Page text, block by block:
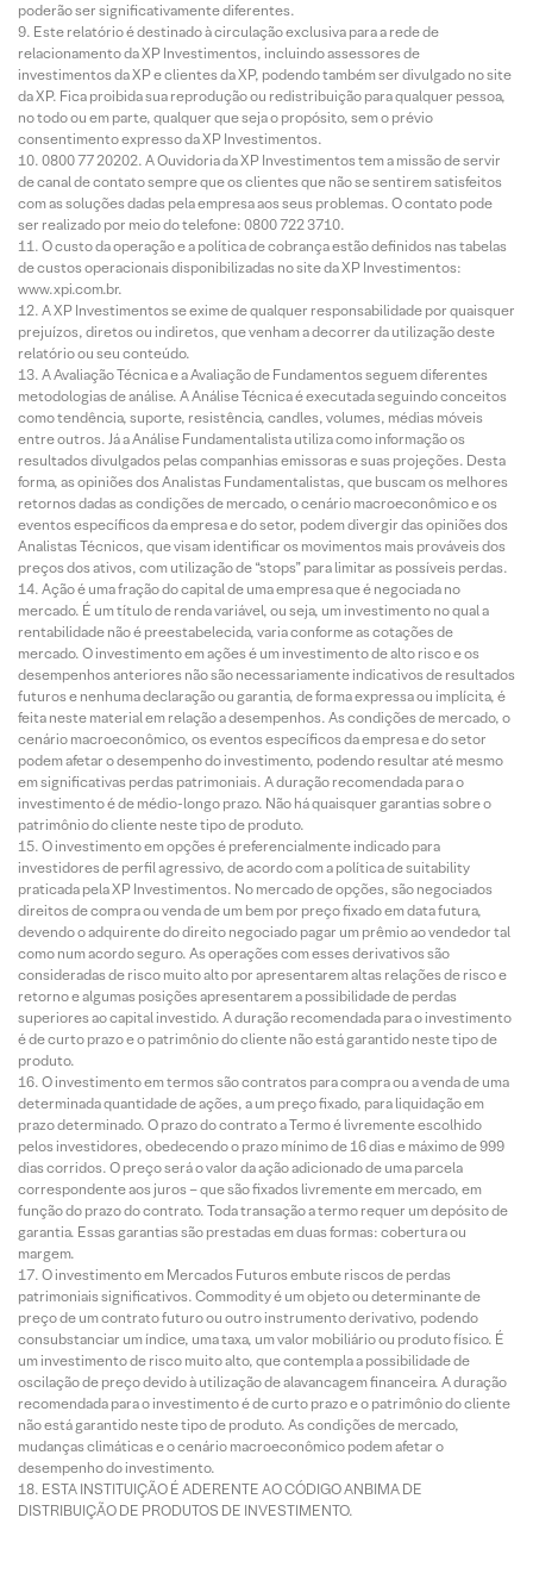
poderão ser significativamente diferentes.
Este relatório é destinado à circulação exclusiva para a rede de
relacionamento da XP Investimentos, incluindo assessores de
investimentos da XP e clientes da XP, podendo também ser divulgado no site
da XP. Fica proibida sua reprodução ou redistribuição para qualquer pessoa,
no todo ou em parte, qualquer que seja o propósito, sem o prévio
consentimento expresso da XP Investimentos.
0800 77 20202. A Ouvidoria da XP Investimentos tem a missão de servir
de canal de contato sempre que os clientes que não se sentirem satisfeitos
com as soluções dadas pela empresa aos seus problemas. O contato pode
ser realizado por meio do telefone: 0800 722 3710.
O custo da operação e a política de cobrança estão definidos nas tabelas
de custos operacionais disponibilizadas no site da XP Investimentos:
www.xpi.com.br.
A XP Investimentos se exime de qualquer responsabilidade por quaisquer
prejuízos, diretos ou indiretos, que venham a decorrer da utilização deste
relatório ou seu conteúdo.
A Avaliação Técnica e a Avaliação de Fundamentos seguem diferentes
metodologias de análise. A Análise Técnica é executada seguindo conceitos
como tendência, suporte, resistência, candles, volumes, médias móveis
entre outros. Já a Análise Fundamentalista utiliza como informação os
resultados divulgados pelas companhias emissoras e suas projeções. Desta
forma, as opiniões dos Analistas Fundamentalistas, que buscam os melhores
retornos dadas as condições de mercado, o cenário macroeconômico e os
eventos específicos da empresa e do setor, podem divergir das opiniões dos
Analistas Técnicos, que visam identificar os movimentos mais prováveis dos
preços dos ativos, com utilização de “stops” para limitar as possíveis perdas.
Ação é uma fração do capital de uma empresa que é negociada no
mercado. É um título de renda variável, ou seja, um investimento no qual a
rentabilidade não é preestabelecida, varia conforme as cotações de
mercado. O investimento em ações é um investimento de alto risco e os
desempenhos anteriores não são necessariamente indicativos de resultados
futuros e nenhuma declaração ou garantia, de forma expressa ou implícita, é
feita neste material em relação a desempenhos. As condições de mercado, o
cenário macroeconômico, os eventos específicos da empresa e do setor
podem afetar o desempenho do investimento, podendo resultar até mesmo
em significativas perdas patrimoniais. A duração recomendada para o
investimento é de médio-longo prazo. Não há quaisquer garantias sobre o
patrimônio do cliente neste tipo de produto.
O investimento em opções é preferencialmente indicado para
investidores de perfil agressivo, de acordo com a política de suitability
praticada pela XP Investimentos. No mercado de opções, são negociados
direitos de compra ou venda de um bem por preço fixado em data futura,
devendo o adquirente do direito negociado pagar um prêmio ao vendedor tal
como num acordo seguro. As operações com esses derivativos são
consideradas de risco muito alto por apresentarem altas relações de risco e
retorno e algumas posições apresentarem a possibilidade de perdas
superiores ao capital investido. A duração recomendada para o investimento
é de curto prazo e o patrimônio do cliente não está garantido neste tipo de
produto.
O investimento em termos são contratos para compra ou a venda de uma
determinada quantidade de ações, a um preço fixado, para liquidação em
prazo determinado. O prazo do contrato a Termo é livremente escolhido
pelos investidores, obedecendo o prazo mínimo de 16 dias e máximo de 999
dias corridos. O preço será o valor da ação adicionado de uma parcela
correspondente aos juros – que são fixados livremente em mercado, em
função do prazo do contrato. Toda transação a termo requer um depósito de
garantia. Essas garantias são prestadas em duas formas: cobertura ou
margem.
O investimento em Mercados Futuros embute riscos de perdas
patrimoniais significativos. Commodity é um objeto ou determinante de
preço de um contrato futuro ou outro instrumento derivativo, podendo
consubstanciar um índice, uma taxa, um valor mobiliário ou produto físico. É
um investimento de risco muito alto, que contempla a possibilidade de
oscilação de preço devido à utilização de alavancagem financeira. A duração
recomendada para o investimento é de curto prazo e o patrimônio do cliente
não está garantido neste tipo de produto. As condições de mercado,
mudanças climáticas e o cenário macroeconômico podem afetar o
desempenho do investimento.
ESTA INSTITUIÇÃO É ADERENTE AO CÓDIGO ANBIMA DE
DISTRIBUIÇÃO DE PRODUTOS DE INVESTIMENTO.